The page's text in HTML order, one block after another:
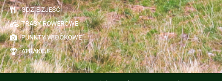
GDZIE ZJEŚĆ
TRASY ROWEROWE
PUNKTY WIDOKOWE
ATRAKCJE